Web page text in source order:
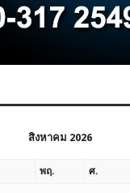
สิงหาคม 2026
พฤ. ศ.